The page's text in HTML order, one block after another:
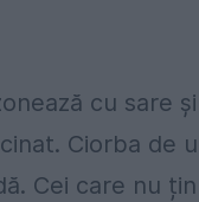
cu sare
Ciorba de
Cei care nu